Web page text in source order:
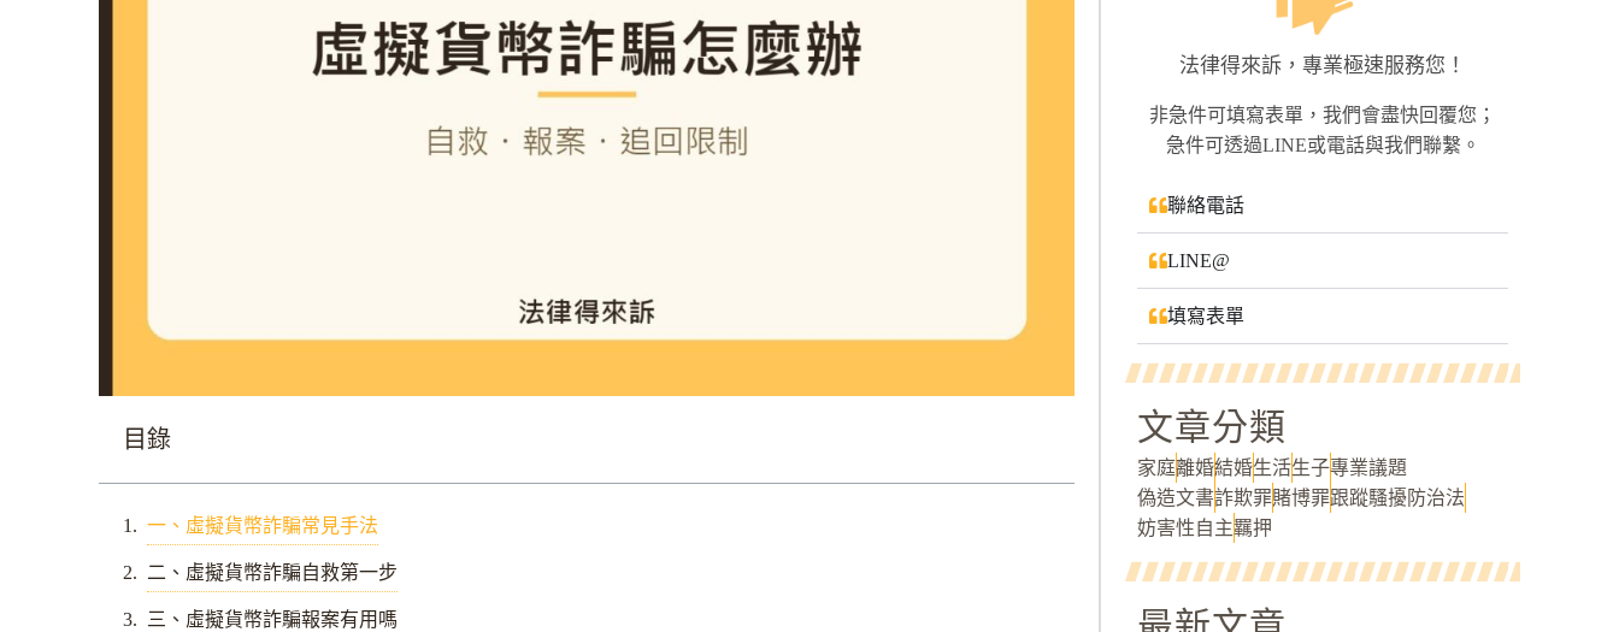
目錄
一、虛擬貨幣詐騙常見手法
二、虛擬貨幣詐騙自救第一步
三、虛擬貨幣詐騙報案有用嗎
法律得來訴，專業極速服務您！
非急件可填寫表單，我們會盡快回覆您；
急件可透過LINE或電話與我們聯繫。
聯絡電話
LINE@
填寫表單
文章分類
家庭離婚結婚生活生子專業議題
偽造文書詐欺罪賭博罪跟蹤騷擾防治法
妨害性自主羈押